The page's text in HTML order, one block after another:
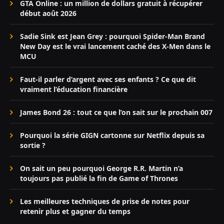
GTA Online : un million de dollars gratuit à récupérer
début août 2026
Sadie Sink est Jean Grey : pourquoi Spider-Man Brand
New Day est le vrai lancement caché des X-Men dans le
MCU
Faut-il parler d’argent avec ses enfants ? Ce que dit
vraiment l’éducation financière
James Bond 26 : tout ce que l’on sait sur le prochain 007
Pourquoi la série GIGN cartonne sur Netflix depuis sa
sortie ?
On sait un peu pourquoi George R.R. Martin n’a
toujours pas publié la fin de Game of Thrones
Les meilleures techniques de prise de notes pour
retenir plus et gagner du temps